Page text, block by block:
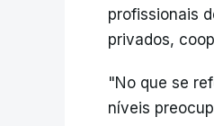
profissionais
privados,
"No que se
níveis